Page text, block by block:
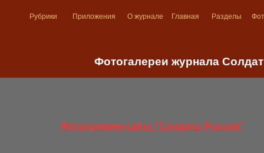
Рубрики Приложения О журнале Главная Разделы
Фотогалереи журнала
Фотогалереи сайта "Солдаты России"